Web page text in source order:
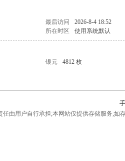
最后访问
2026-8-4 18:52
所在时区 使用系统默认
银元
4812 枚
由用户自行承担;本网站仅提供存储服务;如